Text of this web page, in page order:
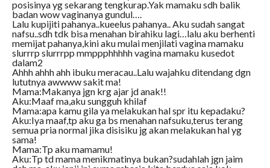
posisinya yg sekarang tengkurap.Yak mamaku sdh balik
badan wow vaginanya gundul….
Lalu kupijiti pahanya..kueelus pahanya.. Aku sudah sangat
nafsu..sdh tdk bisa menahan birahiku lagi…lalu aku berhenti
memijat pahanya,kini aku mulai menjilati vagina mamaku
slurrrp slurrrpp mmppphhhhh vagina mamaku kusedot
dalam2
Ahhh ahhh ahh ibuku meracau..Lalu wajahku ditendang dgn
lututnya awwww sakit ma!
Mama:Makanya jgn krg ajar jd anak!!
Aku:Maaf ma,aku sungguh khilaf
Mama:apa kamu gila ya melakukan hal spr itu kepadaku?
Aku:Iya maaf,tp aku ga bs menahan nafsuku,terus terang
semua pria normal jika disisiku jg akan melakukan hal yg
sama!
Mama:Tp aku mamamu!
Aku:Tp td mama menikmatinya bukan?sudahlah jgn jaim